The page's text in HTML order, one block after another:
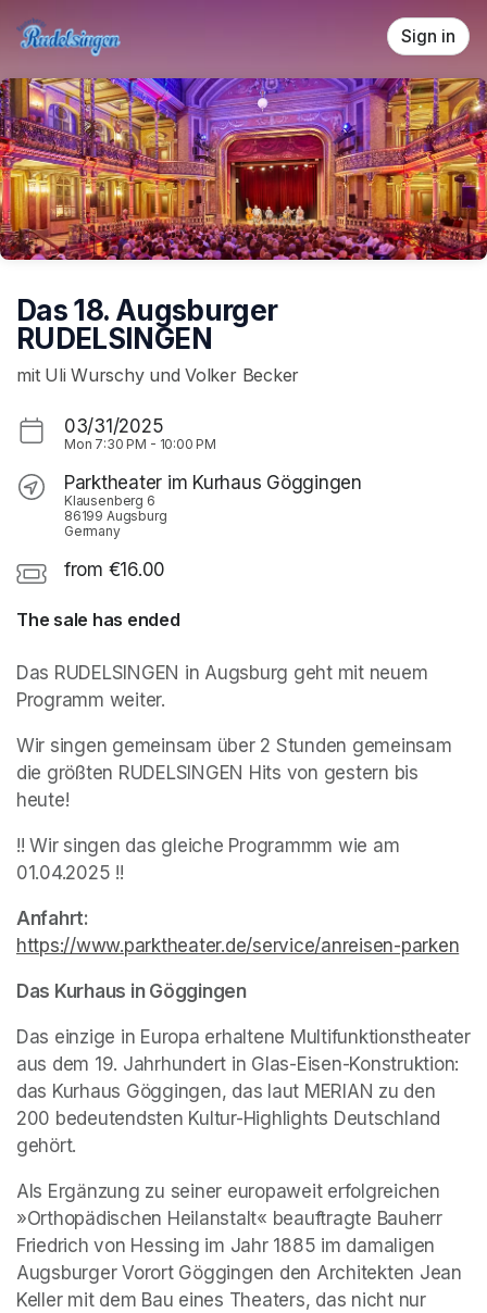
Skip header
Sign in
Das 18. Augsburger
RUDELSINGEN
mit Uli Wurschy und Volker Becker
03/31/2025
Mon 7:30 PM - 10:00 PM
Parktheater im Kurhaus Göggingen
Klausenberg 6
86199 Augsburg
Germany
from €16.00
The sale has ended
Das RUDELSINGEN in Augsburg geht mit neuem
Programm weiter.
Wir singen gemeinsam über 2 Stunden gemeinsam
die größten RUDELSINGEN Hits von gestern bis
heute!
!! Wir singen das gleiche Programmm wie am
01.04.2025 !!
https://www.parktheater.de/service/anreisen-parken
Das Kurhaus in Göggingen
Das einzige in Europa erhaltene Multifunktionstheater
aus dem 19. Jahrhundert in Glas-Eisen-Konstruktion:
das Kurhaus Göggingen, das laut MERIAN zu den
200 bedeutendsten Kultur-Highlights Deutschland
gehört.
Als Ergänzung zu seiner europaweit erfolgreichen
»Orthopädischen Heilanstalt« beauftragte Bauherr
Friedrich von Hessing im Jahr 1885 im damaligen
Augsburger Vorort Göggingen den Architekten Jean
Keller mit dem Bau eines Theaters, das nicht nur